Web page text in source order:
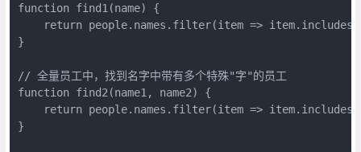
function find1(name) {
return people.names.filter(item =>
}
// 全量员工中，找到名字中带有多个特殊"字"的员工
function find2(name1, name2) {
return people.names.filter(item =>
}